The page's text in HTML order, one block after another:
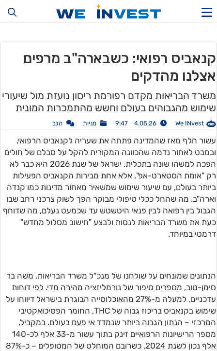
קנאביס רפואי: כשבארה"ב מרפים
אצלנו מהדקים
משרד הבריאות מקדם רפורמת ריסון נועזת מול שיעורי
שימוש מהגבוהים בעולם וחשש מהתמכרות המונית
We INvest
4.05.26 9:47 מניות הגב
עשור חלף מאז שהמדינה פתחה את שעריה לקנאביס הרפואי,
ובמבט לאחור נדמה שהכוונה המקורית להקל על סבלם של חולים
הפכה למשהו שונה בתכלית. ישראל של שנת 2026 היא כבר לא
רק "אומת הסטארט-אפ", אלא אחת מבירות הקנאביס הפעילות
ביותר בעולם, עם שיעור שימוש שמשאיר מאחור מדינות כמו קנדה
וארה"ב. מה שהחל ככלי טיפולי מבוקר הפך לשוק צרכני רחב שבו
הגבול בין רפואה לבין פנאי היטשטש עד שכמעט נעלם, מה שדוחף
כעת את משרד הבריאות לנסות ולבצע "חישוב מסלול מחדש"
דרמטי במיוחד.
הנתונים שמונחים על שולחנו של מנכ"ל משרד הבריאות, משה בר
סימן-טוב, מספרים סיפור של נורמליזציה מהירה מדי. לפי דוחות
עדכניים, למעלה מ-27% מהאוכלוסייה הבוגרת בישראל דיווחו על
שימוש בקנאביס בריכוז גבוה של THC, החומר הפסיכואקטיבי
המרכזי – הנתון הגבוה ביותר שנמדד אי פעם בעולם. במקביל,
מספר הרישיונות הרפואיים זינק בתוך עשור מ-33 אלף לכ-140
אלף נכון לשנת 2024, כשרובם המוחלט של המטופלים – כ-87%